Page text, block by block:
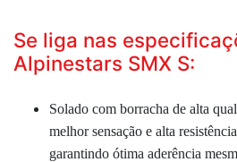
Se liga nas
Alpinestars SMX S:
Solado com borracha de alta
melhor sensação e alta
garantindo ótima aderência